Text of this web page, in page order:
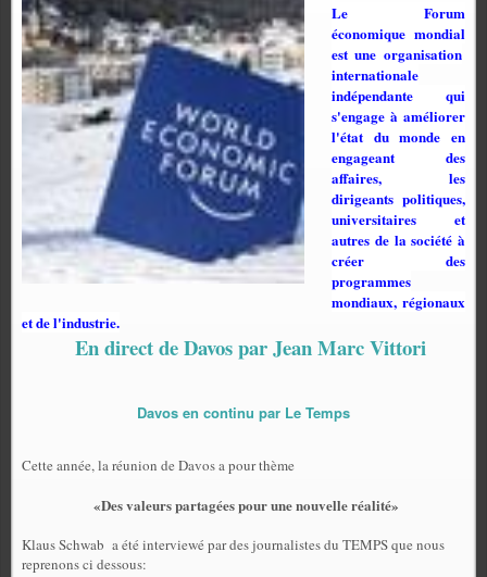
Le Forum
économique mondial
est une organisation
internationale
indépendante qui
s'engage à améliorer
l'état du monde en
engageant des
affaires, les
dirigeants politiques,
universitaires et
autres de la société à
créer des
programmes
mondiaux, régionaux
et de l'industrie.
En direct de Davos par Jean Marc Vittori
Davos en continu par Le Temps
Cette année, la réunion de Davos a pour thème
«Des valeurs partagées pour une nouvelle réalité»
Klaus Schwab a été interviewé par des journalistes du TEMPS que nous
reprenons ci dessous: